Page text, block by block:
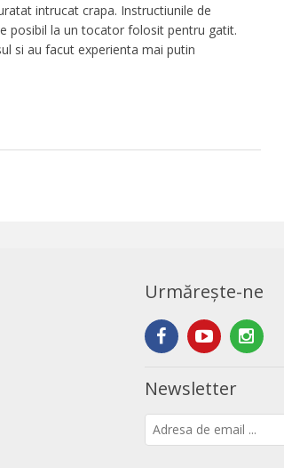
intrucat crapa. Instructiunile de
posibil la un tocator folosit pentru gatit.
si au facut experienta mai putin
Urmărește-ne
Newsletter